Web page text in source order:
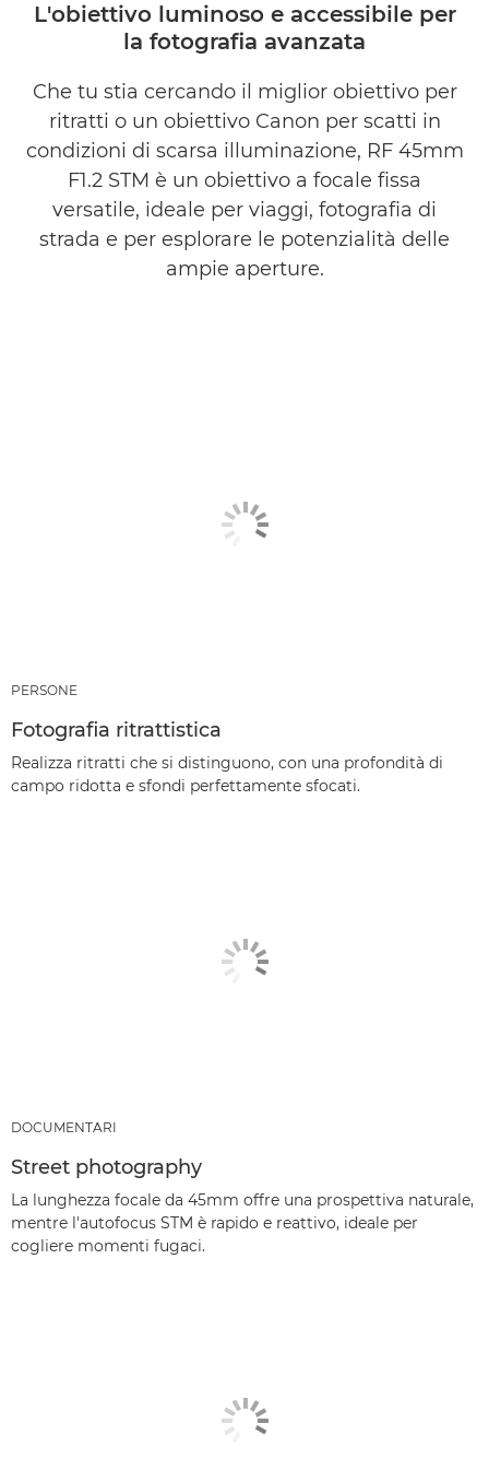
L'obiettivo luminoso e accessibile per
la fotografia avanzata
Che tu stia cercando il miglior obiettivo per
ritratti o un obiettivo Canon per scatti in
condizioni di scarsa illuminazione, RF 45mm
F1.2 STM è un obiettivo a focale fissa
versatile, ideale per viaggi, fotografia di
strada e per esplorare le potenzialità delle
ampie aperture.
PERSONE
Fotografia ritrattistica
Realizza ritratti che si distinguono, con una profondità di
campo ridotta e sfondi perfettamente sfocati.
DOCUMENTARI
Street photography
La lunghezza focale da 45mm offre una prospettiva naturale,
mentre l'autofocus STM è rapido e reattivo, ideale per
cogliere momenti fugaci.